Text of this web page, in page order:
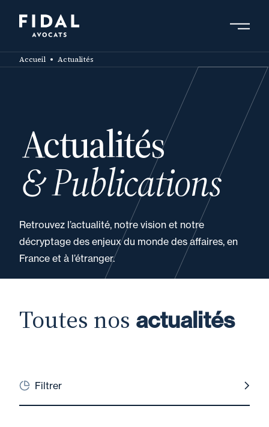
contenu
principal
Accueil Actualités
Actualités
& Publications
Retrouvez l’actualité, notre vision et notre
décryptage des enjeux du monde des affaires, en
France et à l’étranger.
Toutes nos actualités
Filtrer